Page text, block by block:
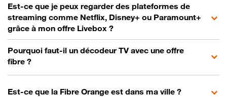
Est-ce que je peux regarder des plateformes de
streaming comme Netflix, Disney+ ou Paramount+
grâce à mon offre Livebox ?
Pourquoi faut-il un décodeur TV avec une offre
fibre ?
Est-ce que la Fibre Orange est dans ma ville ?